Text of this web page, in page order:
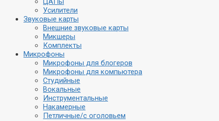
Усилители
Звуковые карты
Внешние звуковые карты
Микшеры
Комплекты
Микрофоны
Микрофоны для блогеров
Микрофоны для компьютера
Студийные
Вокальные
Инструментальные
Накамерные
Петличные/с оголовьем